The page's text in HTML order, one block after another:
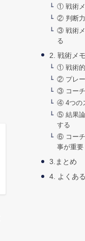
① 戦術
② 判断
③ 戦術メ
る
2. 戦術メ
① 戦術
② プレ
③ コーチ
④ 4つの
⑤ 結果論
する
⑥ コーチ
事が重要
3.まとめ
4. よくあ